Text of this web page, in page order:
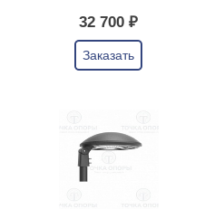
32 700 ₽
Заказать